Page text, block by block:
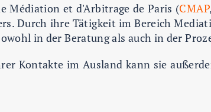
Médiation et d'Arbitrage de Paris (CMAP
Durch ihre Tätigkeit im Bereich
in der Beratung als auch in der
Kontakte im Ausland kann sie